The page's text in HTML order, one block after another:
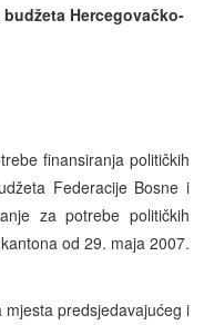
Hercegovačko-
finansiranja političkih
Federacije Bosne i
za potrebe političkih
od 29. maja 2007.
predsjedavajućeg i